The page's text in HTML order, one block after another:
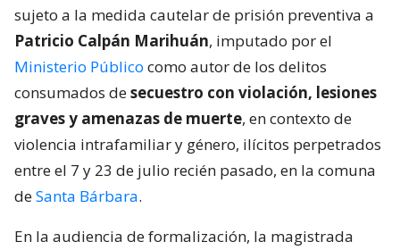
sujeto a la medida cautelar de prisión preventiva a
Patricio Calpán Marihuán, imputado por el
Ministerio Público como autor de los delitos
consumados desecuestro con violación, lesiones
graves y amenazas de muerte, en contexto de
violencia intrafamiliar y género, ilícitos perpetrados
entre el 7 y 23 de julio recién pasado, en la comuna
deSanta Bárbara.
En la audiencia de formalización, la magistrada